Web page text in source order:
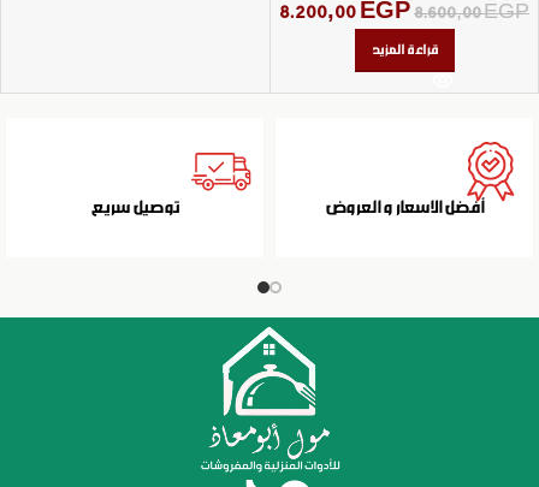
8.600,00EGP
8.200,00 EGP
قراءة المزيد
أفضل الاسعار و العروض توصيل سريع